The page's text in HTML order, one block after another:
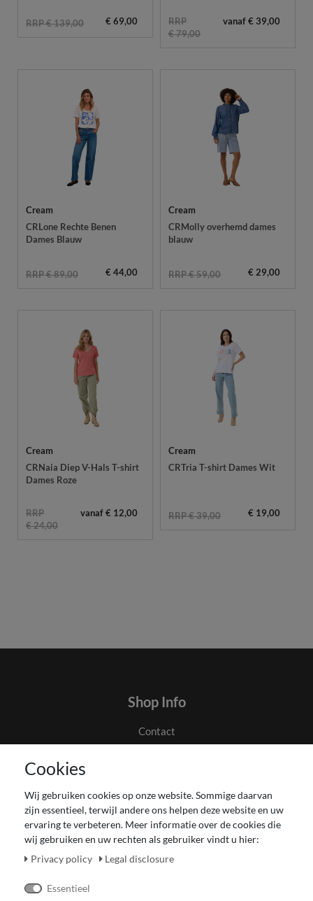
RRP € 139,00 € 69,00
RRP
€ 79,00
vanaf € 39,00
Cream
CRLone Rechte Benen
Dames Blauw
RRP € 89,00 € 44,00
Cream
CRMolly overhemd dames
blauw
RRP € 59,00 € 29,00
Cream
CRNaia Diep V-Hals T-shirt
Dames Roze
RRP
€ 24,00
vanaf € 12,00
Cream
CRTria T-shirt Dames Wit
RRP € 39,00 € 19,00
Shop Info
Contact
Impressum
Herroepingsrecht voor verbruiker
Betaling en levering
Onze Fashion Store
Cookies
Wij gebruiken cookies op onze website. Sommige daarvan
zijn essentieel, terwijl andere ons helpen deze website en uw
ervaring te verbeteren. Meer informatie over de cookies die
wij gebruiken en uw rechten als gebruiker vindt u hier:
Privacy policy
Legal disclosure
Essentieel